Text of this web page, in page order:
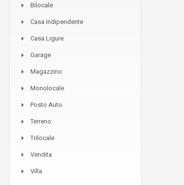
Bilocale
Casa Indipendente
Casa Ligure
Garage
Magazzino
Monolocale
Posto Auto
Terreno
Trilocale
Vendita
Villa